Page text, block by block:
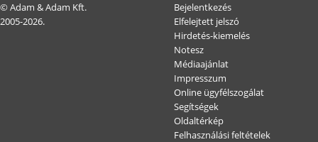
© Adam & Adam Kft.
2005-2026.
Bejelentkezés
Elfelejtett jelszó
Hirdetés-kiemelés
Notesz
Médiaajánlat
Impresszum
Online ügyfélszogálat
Segítségek
Oldaltérkép
Felhasználási feltételek